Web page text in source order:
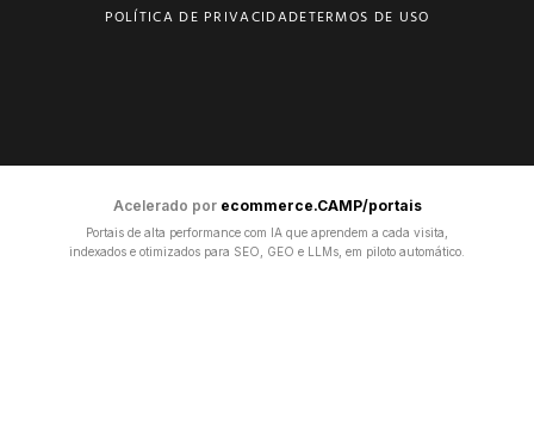
POLÍTICA DE PRIVACIDADETERMOS DE USO
Acelerado por ecommerce.CAMP/portais
Portais de alta performance com IA que aprendem a cada visita,
indexados e otimizados para SEO, GEO e LLMs, em piloto automático.